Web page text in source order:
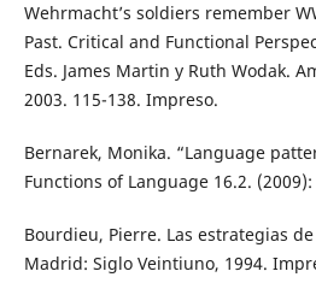
Wehrmacht’s soldiers remember
Past. Critical and Functional
Eds. James Martin y Ruth Wodak.
2003. 115-138. Impreso.
Bernarek, Monika. “Language
Functions of Language 16.2.
Bourdieu, Pierre. Las estrategias
Madrid: Siglo Veintiuno, 1994.